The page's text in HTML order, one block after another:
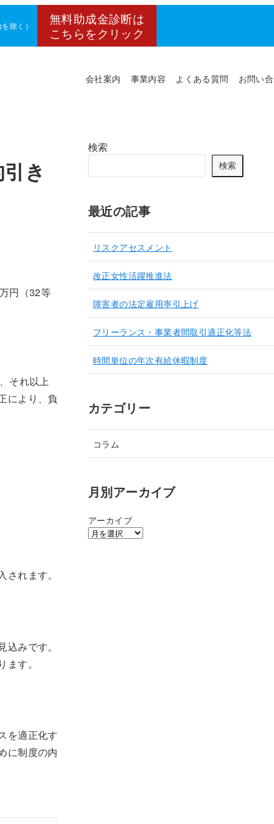
除く）
無料助成金診断は
こちらをクリック
会社案内 事業内容 よくある質問 お問い
き
円（32等
それ以上
により、負
れます。
みです。
す。
を適正化す
に制度の内
検索
検索
最近の記事
リスクアセスメント
改正女性活躍推進法
障害者の法定雇用率引上げ
フリーランス・事業者間取引適正化等法
時間単位の年次有給休暇制度
カテゴリー
コラム
月別アーカイブ
アーカイブ